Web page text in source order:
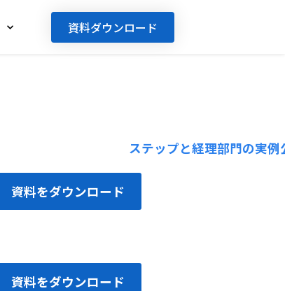
資料ダウンロード
資料をダウンロード
資料をダウンロード